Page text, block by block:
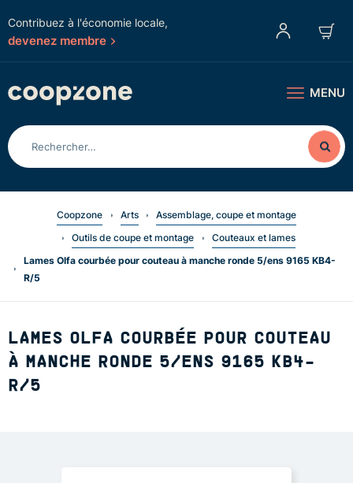
Contribuez à l'économie locale,
devenez membre
MENU
Coopzone Arts
Assemblage, coupe et montage
Outils de coupe et montage
Couteaux et lames
Lames Olfa courbée pour couteau à manche ronde 5/ens 9165 KB4-
R/5
LAMES OLFA COURBÉE POUR COUTEAU
À MANCHE RONDE 5/ENS 9165 KB4-
R/5